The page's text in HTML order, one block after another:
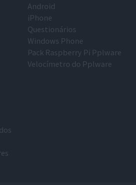
Android
iPhone
Questionários
Windows Phone
Pack Raspberry Pi Pplware
Velocímetro do Pplware